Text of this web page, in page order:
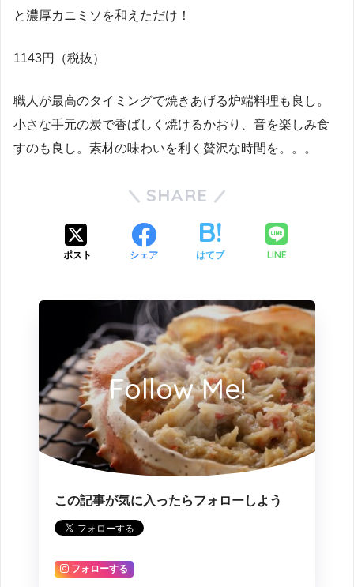
と濃厚カニミソを和えただけ！
1143円（税抜）
職人が最高のタイミングで焼きあげる炉端料理も良し。
小さな手元の炭で香ばしく焼けるかおり、音を楽しみ食
すのも良し。素材の味わいを利く贅沢な時間を。。。
SHARE
ポスト シェア はてブ LINE
Follow Me!
この記事が気に入ったらフォローしよう
フォローする